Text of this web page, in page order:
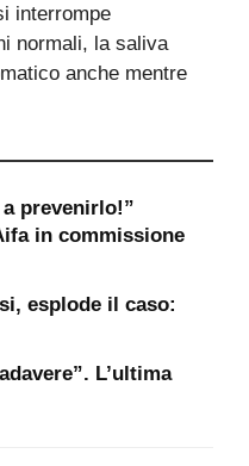
interrompe
normali, la saliva
anche mentre
prevenirlo!”
in commissione
esplode il caso:
L’ultima